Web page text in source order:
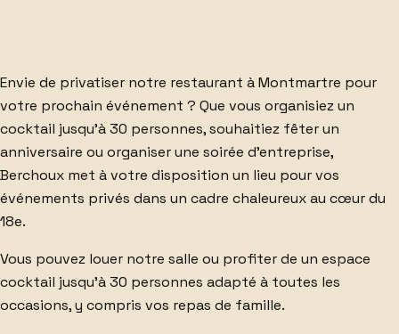
Envie de privatiser notre restaurant à Montmartre pour
votre prochain événement ? Que vous organisiezun
cocktail jusqu'à 30 personnes, souhaitiez fêter un
anniversaire ou organiser une soirée d'entreprise,
Berchoux met à votre disposition un lieu pour vos
événements privés dans un cadre chaleureux au cœur du
18e.
Vous pouvez louer notre salle ou profiter de un espace
cocktail jusqu'à 30 personnes adapté à toutes les
occasions, y compris vos repas de famille.